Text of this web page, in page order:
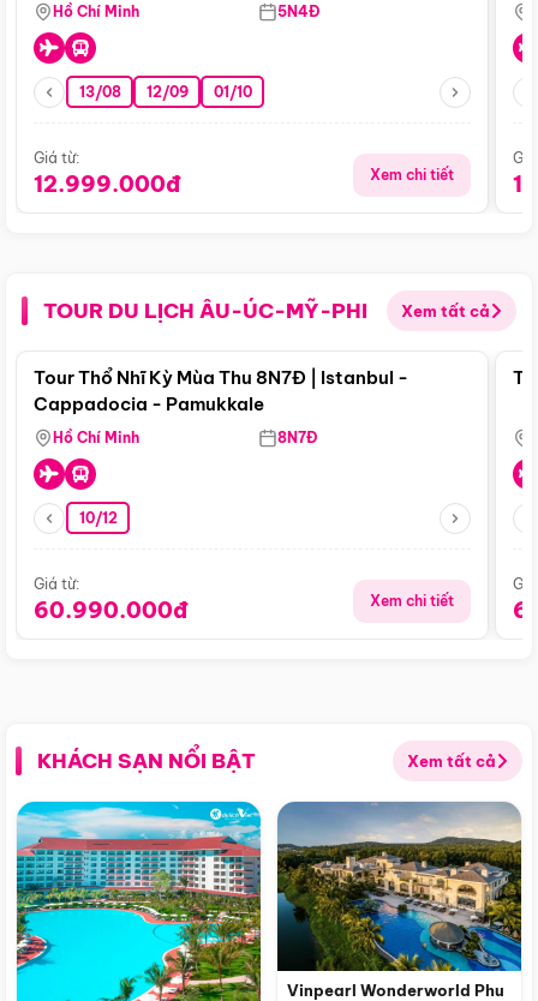
Hồ Chí Minh 5N4Đ
13/08 12/09 01/10
Giá từ:
12.999.000đ Xem chi tiết
TOUR DU LỊCH ÂU-ÚC-MỸ-PHI Xem tất cả
Điểm nổi bật
Tour Thổ Nhĩ Kỳ Mùa Thu 8N7Đ | Istanbul -
Cappadocia - Pamukkale
Hồ Chí Minh 8N7Đ
10/12
Giá từ:
60.990.000đ Xem chi tiết
KHÁCH SẠN NỔI BẬT Xem tất cả
Vinpearl Wonderworld Phu